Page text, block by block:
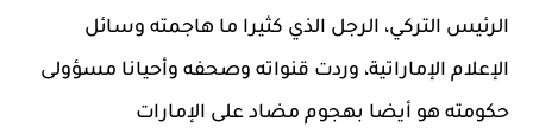
الرئيس التركي، الرجل الذي كثيرا ما هاجمته وسائل
الإعلام الإماراتية، وردت قنواته وصحفه وأحيانا مسؤولى
حكومته هو أيضا بهجوم مضاد على الإمارات